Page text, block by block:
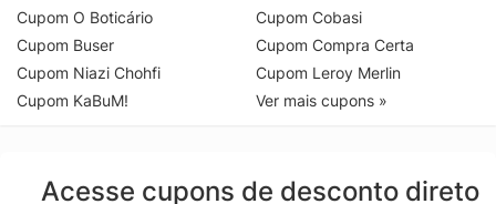
Cupom O Boticário
Cupom Buser
Cupom Niazi Chohfi
Cupom KaBuM!
Cupom Cobasi
Cupom Compra Certa
Cupom Leroy Merlin
Ver mais cupons »
Acesse cupons de desconto direto